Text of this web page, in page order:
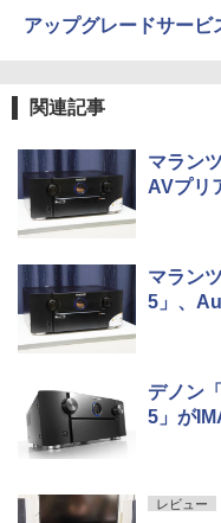
アップグレードサービ
関連記事
マラン
AVプリ
マラン
5」、
デノン
5」が
レビュー